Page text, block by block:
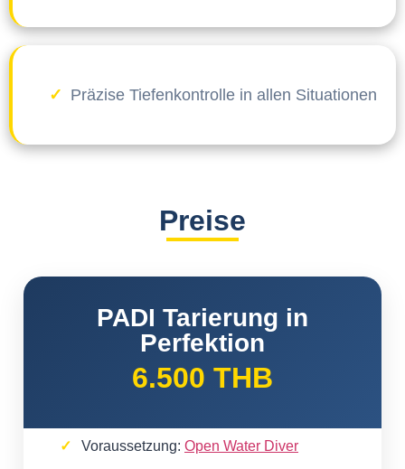
Präzise Tiefenkontrolle in allen Situationen
Preise
PADI Tarierung in
Perfektion
6.500 THB
Voraussetzung: Open Water Diver